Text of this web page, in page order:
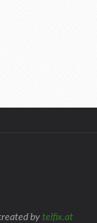
by telfix.at